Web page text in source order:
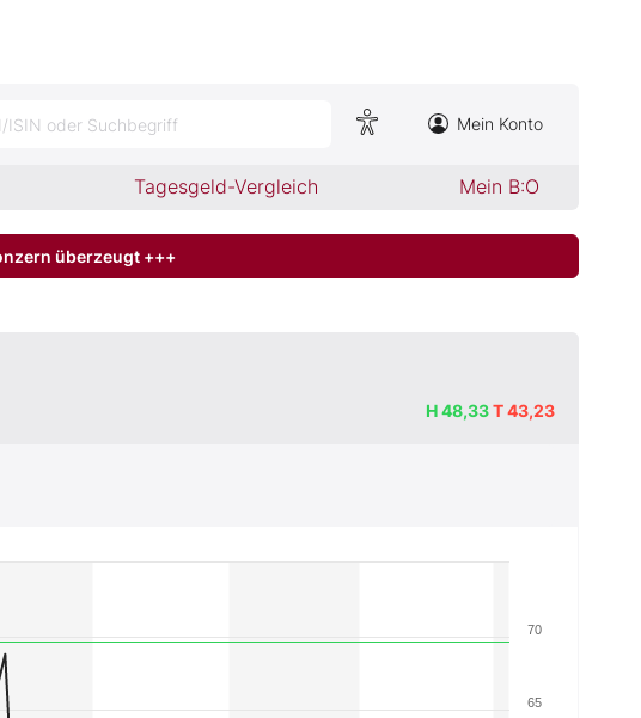
ISIN oder Suchbegriff Mein Konto
Tagesgeld-Vergleich Mein B:O
überzeugt +++
H48,33T43,23
65
70